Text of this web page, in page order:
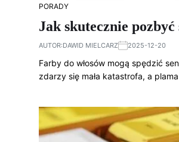
PORADY
Jak skutecznie
AUTOR:DAWID MIELCARZ 2025-12-20
Farby do włosów mogą spędzić
zdarzy się mała katastrofa, a